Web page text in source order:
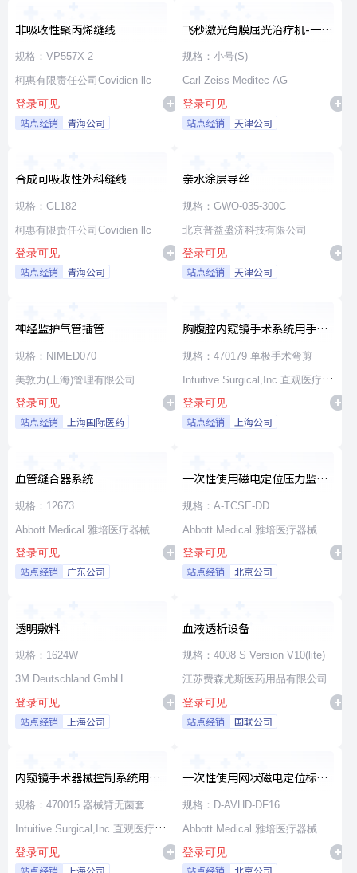
非吸收性聚丙烯缝线
规格：VP557X-2
柯惠有限责任公司Covidien llc
登录可见
站点经销 青海公司
飞秒激光角膜屈光治疗机-一次
性使用无菌治疗包
规格：小号(S)
Carl Zeiss Meditec AG
登录可见
站点经销 天津公司
合成可吸收性外科缝线
规格：GL182
柯惠有限责任公司Covidien llc
登录可见
站点经销 青海公司
亲水涂层导丝
规格：GWO-035-300C
北京普益盛济科技有限公司
登录可见
站点经销 天津公司
神经监护气管插管
规格：NIMED070
美敦力(上海)管理有限公司
登录可见
站点经销 上海国际医药
胸腹腔内窥镜手术系统用手术
器械
规格：470179 单极手术弯剪
Intuitive Surgical,Inc.直观医疗公
司
登录可见
站点经销 上海公司
血管缝合器系统
规格：12673
Abbott Medical 雅培医疗器械
登录可见
站点经销 广东公司
一次性使用磁电定位压力监测
消融导管
规格：A-TCSE-DD
Abbott Medical 雅培医疗器械
登录可见
站点经销 北京公司
透明敷料
规格：1624W
3M Deutschland GmbH
登录可见
站点经销 上海公司
血液透析设备
规格：4008 S Version V10(lite)
江苏费森尤斯医药用品有限公司
登录可见
站点经销 国联公司
内窥镜手术器械控制系统用无
源器械和附件
规格：470015 器械臂无菌套
Intuitive Surgical,Inc.直观医疗公
司
登录可见
一次性使用网状磁电定位标测
导管
规格：D-AVHD-DF16
Abbott Medical 雅培医疗器械
登录可见